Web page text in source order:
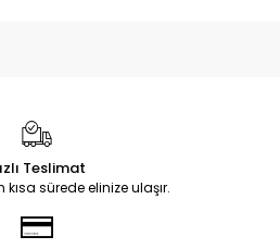
Teslimat
kısa sürede elinize ulaşır.